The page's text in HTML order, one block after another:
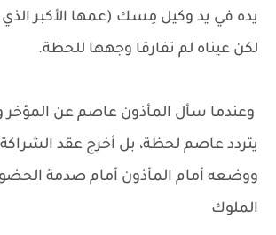
يده في يد وكيل مِسك (عمها الأكبر
لكن عيناه لم تفارقا وجهها للحظة.
وعندما سأل المأذون عاصم عن المؤخر
يتردد عاصم لحظة، بل أخرج عقد الشراكة
ووضعه أمام المأذون أمام صدمة الحضور
الملوك